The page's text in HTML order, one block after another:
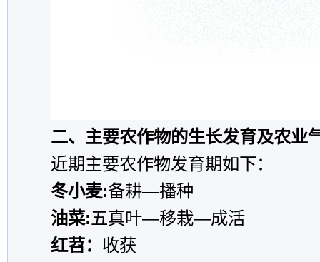
二、主要农作物的生长发育及农业
近期主要农作物发育期如下：
冬小麦:备耕—播种
油菜:五真叶—移栽—成活
红苕： 收获